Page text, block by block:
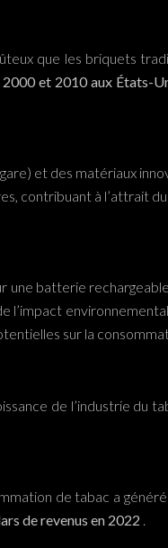
que les briquets
et 2010 aux États-
et des matériaux
contribuant à l’attrait
batterie
l’impact environnemental.
sur la
de l’industrie du
de tabac a
de revenus en 2022